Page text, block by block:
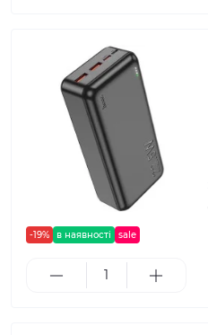
-19% в наявності sale